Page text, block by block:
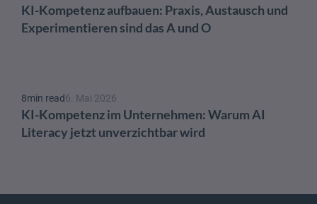
KI-Kompetenz aufbauen: Praxis, Austausch und
Experimentieren sind das A und O
8min read6. Mai 2026
KI-Kompetenz im Unternehmen: Warum AI
Literacy jetzt unverzichtbar wird